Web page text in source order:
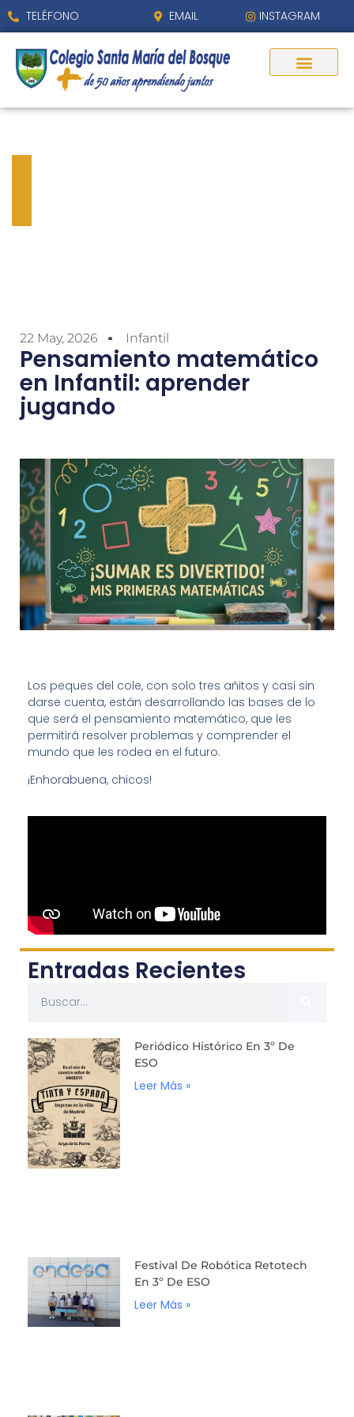
TELÉFONO EMAIL INSTAGRAM
22 May, 2026 Infantil
Pensamiento matemático
en Infantil: aprender
jugando
Los peques del cole, con solo tres añitos y casi sin
darse cuenta, están desarrollando las bases de lo
que será el pensamiento matemático, que les
permitirá resolver problemas y comprender el
mundo que les rodea en el futuro.
¡Enhorabuena, chicos!
Entradas Recientes
Periódico Histórico En 3º De
ESO
Leer Más »
Festival De Robótica Retotech
En 3º De ESO
Leer Más »